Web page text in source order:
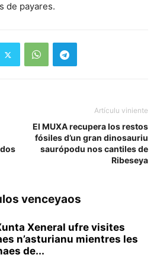
de payares.
Artículu viniente
El MUXA recupera los restos
fósiles d’un gran dinosauriu
saurópodu nos cantiles de
Ribeseya
venceyaos
Xeneral ufre visites
n’asturianu mientres les
de...